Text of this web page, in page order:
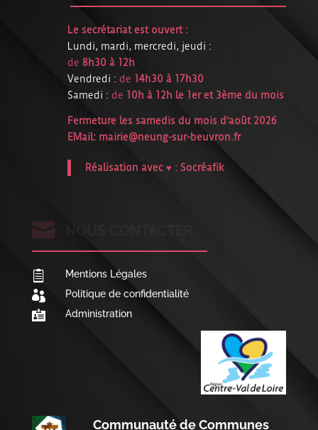
Le secrétariat est ouvert :
Lundi, mardi, mercredi, jeudi :
de 8h30 à 12h
Vendredi : de 14h30 à 17h30
Samedi : de 10h à 12h le 1er et 3ème du mois
Fermeture les samedis du mois d’août 2026
EMail: mairie@neung-sur-beuvron.fr
Réalisation avec ♥ : Socréafik

 Mentions Légales
 Politique de confidentialité
 Administration
Communauté de Communes